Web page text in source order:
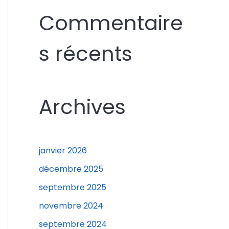
h
r
e
:
Commentaire
s récents
Archives
janvier 2026
décembre 2025
septembre 2025
novembre 2024
septembre 2024